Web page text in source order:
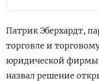
Патрик Эберхардт,
торговле и
юридической фирмы
назвал решение